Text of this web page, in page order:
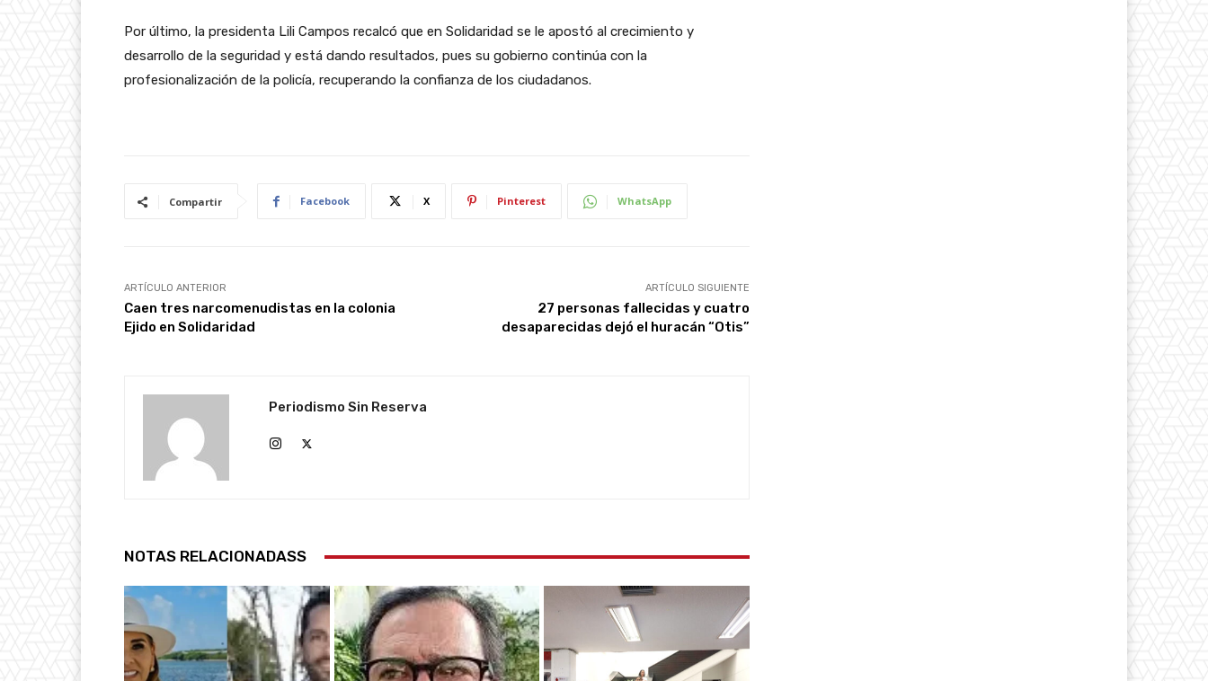
Por último, la presidenta Lili Campos recalcó que en Solidaridad se le apostó al crecimiento y
desarrollo de la seguridad y está dando resultados, pues su gobierno continúa con la
profesionalización de la policía, recuperando la confianza de los ciudadanos.
Compartir Facebook X Pinterest WhatsApp
ARTÍCULO ANTERIOR
Caen tres narcomenudistas en la colonia
Ejido en Solidaridad
ARTÍCULO SIGUIENTE
27 personas fallecidas y cuatro
desaparecidas dejó el huracán “Otis”
Periodismo Sin Reserva
NOTAS RELACIONADASS